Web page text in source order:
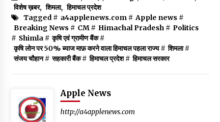
विशेष ख़बर, शिमला, हिमाचल प्रदेश
Tagged # a4applenews.com# Apple news #
Breaking News # CM# Himachal Pradesh# Politics
# Shimla# कृषि एवं ग्रामीण बैंक#
कृषि लोन पर 50% ब्याज माफ़ करने वाला हिमाचल पहला राज्य# शिमला#
संजय चौहान# सहकारी बैंक# हिमाचल प्रदेश# हिमाचल सरकार
Apple News
http://a4applenews.com